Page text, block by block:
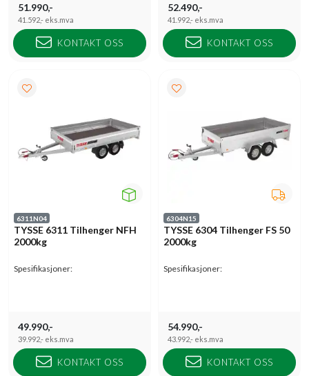
51.990,-
41.592,- eks.mva
KONTAKT OSS
52.490,-
41.992,- eks.mva
KONTAKT OSS
6311N04
TYSSE 6311 Tilhenger NFH
2000kg
Spesifikasjoner:
49.990,-
39.992,- eks.mva
KONTAKT OSS
6304N15
TYSSE 6304 Tilhenger FS 50
2000kg
Spesifikasjoner:
54.990,-
43.992,- eks.mva
KONTAKT OSS